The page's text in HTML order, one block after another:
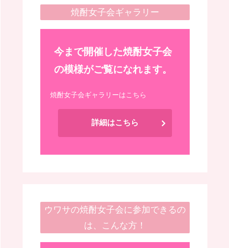
焼酎女子会ギャラリー
今まで開催した焼酎女子会
の模様がご覧になれます。
焼酎女子会ギャラリーはこちら
詳細はこちら
ウワサの焼酎女子会に参加できるの
は、こんな方！